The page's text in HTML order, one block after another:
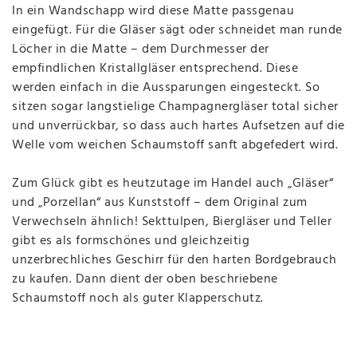
In ein Wandschapp wird diese Matte passgenau
eingefügt. Für die Gläser sägt oder schneidet man runde
Löcher in die Matte – dem Durchmesser der
empfindlichen Kristallgläser entsprechend. Diese
werden einfach in die Aussparungen eingesteckt. So
sitzen sogar langstielige Champagnergläser total sicher
und unverrückbar, so dass auch hartes Aufsetzen auf die
Welle vom weichen Schaumstoff sanft abgefedert wird.
Zum Glück gibt es heutzutage im Handel auch „Gläser“
und „Porzellan“ aus Kunststoff – dem Original zum
Verwechseln ähnlich! Sekttulpen, Biergläser und Teller
gibt es als formschönes und gleichzeitig
unzerbrechliches Geschirr für den harten Bordgebrauch
zu kaufen. Dann dient der oben beschriebene
Schaumstoff noch als guter Klapperschutz.